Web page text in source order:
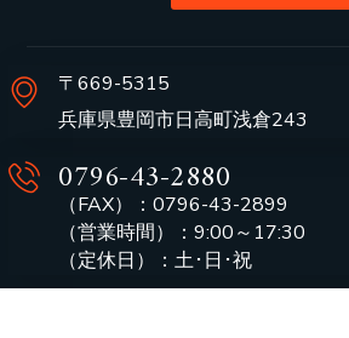
〒669-5315
兵庫県豊岡市日高町浅倉243
0796-43-2880
（FAX）：0796-43-2899
（営業時間）：9:00～17:30
（定休日）：土･日･祝